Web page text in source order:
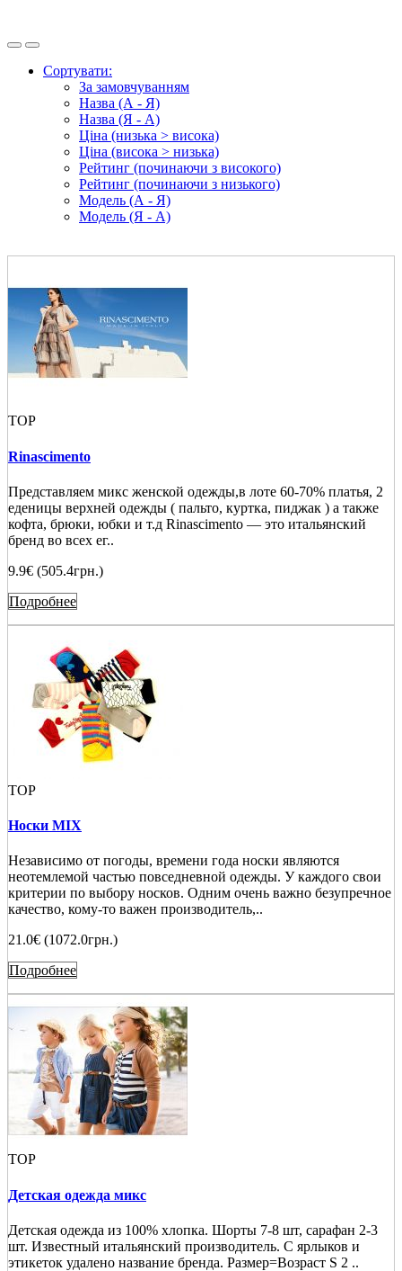
Сортувати:
За замовчуванням
Назва (А - Я)
Назва (Я - А)
Ціна (низька > висока)
Ціна (висока > низька)
Рейтинг (починаючи з високого)
Рейтинг (починаючи з низького)
Модель (А - Я)
Модель (Я - А)
TOP
Rinascimento
Представляем микс женской одежды,в лоте 60-70% платья, 2
еденицы верхней одежды ( пальто, куртка, пиджак ) а также
кофта, брюки, юбки и т.д Rinascimento — это итальянский
бренд во всех ег..
9.9€ (505.4грн.)
Подробнее
TOP
Носки MIX
Независимо от погоды, времени года носки являются
неотемлемой частью повседневной одежды. У каждого свои
критерии по выбору носков. Одним очень важно безупречное
качество, кому-то важен производитель,..
21.0€ (1072.0грн.)
Подробнее
TOP
Детская одежда микс
Детская одежда из 100% хлопка. Шорты 7-8 шт, сарафан 2-3
шт. Известный итальянский производитель. С ярлыков и
этикеток удалено название бренда. Размер=Возраст S 2 ..